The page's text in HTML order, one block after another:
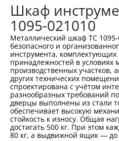
Шкаф
1095-021010
Металлический шкаф ТС
безопасного и
инструмента,
принадлежностей в условиях
производственных участков,
других технических
спроектирована с учётом
разнообразных требований
дверцы выполнены из стали
обеспечивает высокую
стойкость к износу. Общая
достигать 500 кг. При этом
80 кг, а выдвижной ящик — до